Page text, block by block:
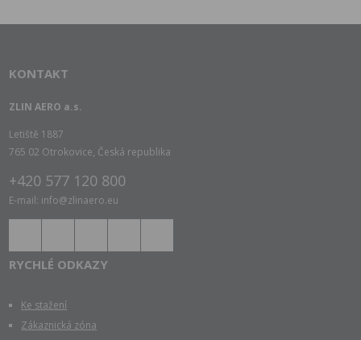
KONTAKT
ZLIN AERO a.s.
Letiště 1887
765 02 Otrokovice, Česká republika
+420 577 120 800
E-mail: info@zlinaero.eu
RYCHLÉ ODKAZY
Ke stažení
Zákaznická zóna